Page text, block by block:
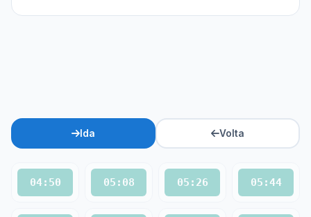
Ida Volta
04:50 05:08 05:26 05:44